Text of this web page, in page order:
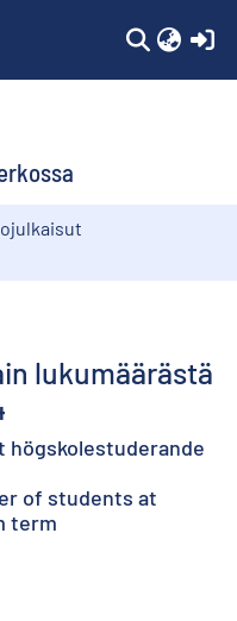
lukumäärästä
högskolestuderande
of students at
term